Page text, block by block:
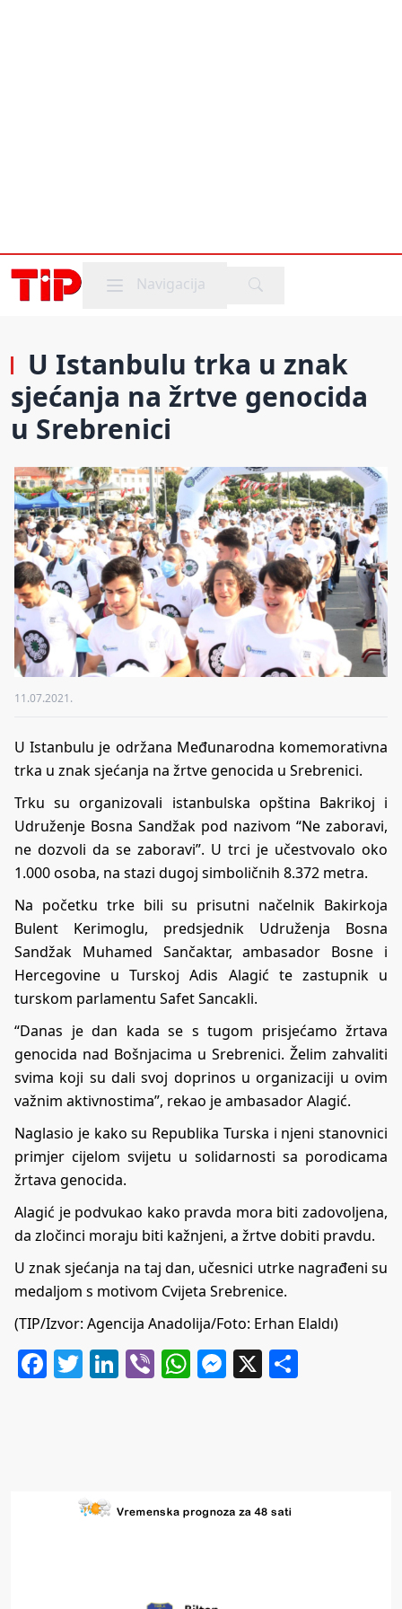
Mobile menu
Navigacija
U Istanbulu trka u znak
sjećanja na žrtve genocida
u Srebrenici
11.07.2021.
U Istanbulu je održana Međunarodna komemorativna
trka u znak sjećanja na žrtve genocida u Srebrenici.
Trku su organizovali istanbulska opština Bakrikoj i
Udruženje Bosna Sandžak pod nazivom “Ne zaboravi,
ne dozvoli da se zaboravi”. U trci je učestvovalo oko
1.000 osoba, na stazi dugoj simboličnih 8.372 metra.
Na početku trke bili su prisutni načelnik Bakirkoja
Bulent Kerimoglu, predsjednik Udruženja Bosna
Sandžak Muhamed Sančaktar, ambasador Bosne i
Hercegovine u Turskoj Adis Alagić te zastupnik u
turskom parlamentu Safet Sancakli.
“Danas je dan kada se s tugom prisjećamo žrtava
genocida nad Bošnjacima u Srebrenici. Želim zahvaliti
svima koji su dali svoj doprinos u organizaciji u ovim
važnim aktivnostima”, rekao je ambasador Alagić.
Naglasio je kako su Republika Turska i njeni stanovnici
primjer cijelom svijetu u solidarnosti sa porodicama
žrtava genocida.
Alagić je podvukao kako pravda mora biti zadovoljena,
da zločinci moraju biti kažnjeni, a žrtve dobiti pravdu.
U znak sjećanja na taj dan, učesnici utrke nagrađeni su
medaljom s motivom Cvijeta Srebrenice.
(TIP/Izvor: Agencija Anadolija/Foto: Erhan Elaldı)
Facebook
Twitter
LinkedIn
ViberWhatsApp
Messenger
X